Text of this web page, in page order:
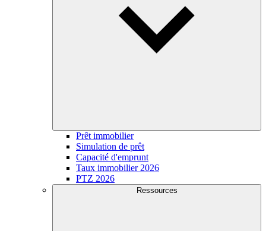
Prêt immobilier
Simulation de prêt
Capacité d'emprunt
Taux immobilier 2026
PTZ 2026
Ressources